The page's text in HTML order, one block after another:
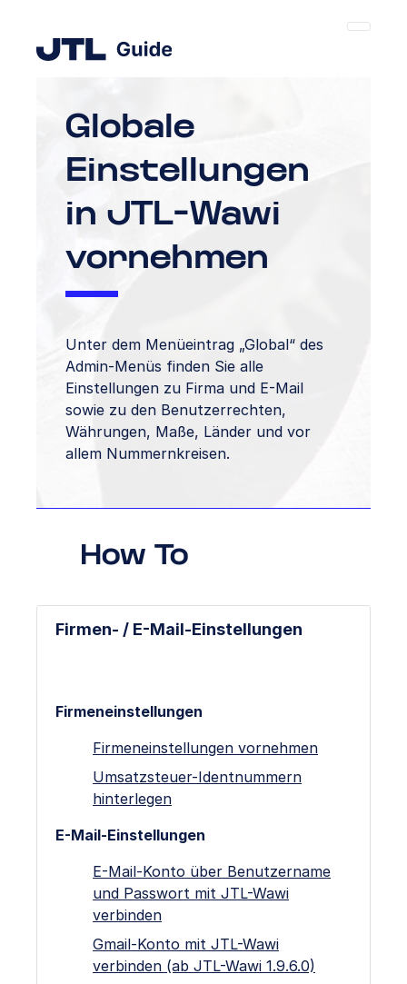
Globale
Einstellungen
in JTL-Wawi
vornehmen
Unter dem Menüeintrag „Global“ des
Admin-Menüs finden Sie alle
Einstellungen zu Firma und E-Mail
sowie zu den Benutzerrechten,
Währungen, Maße, Länder und vor
allem Nummernkreisen.
How To
Firmen- / E-Mail-Einstellungen
Firmeneinstellungen
Firmeneinstellungen vornehmen
Umsatzsteuer-Identnummern
hinterlegen
E-Mail-Einstellungen
E-Mail-Konto über Benutzername
und Passwort mit JTL-Wawi
verbinden
Gmail-Konto mit JTL-Wawi
verbinden (ab JTL-Wawi 1.9.6.0)